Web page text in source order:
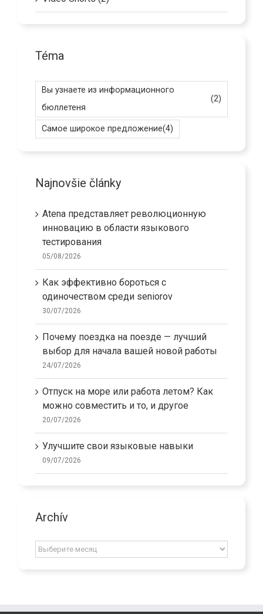
Вы узнаете из информационного
бюллетеня
(2)
Atena представляет революционную
инновацию в области языкового
тестирования
05/08/2026
Как эффективно бороться с
одиночеством среди seniorov
30/07/2026
Почему поездка на поезде — лучший
выбор для начала вашей новой работы
24/07/2026
Отпуск на море или работа летом? Как
можно совместить и то, и другое
20/07/2026
Улучшите свои языковые навыки
Archív